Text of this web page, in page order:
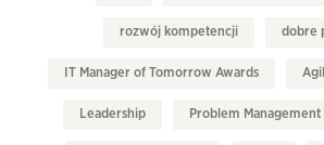
rozwój kompetencji dobre
IT Manager of Tomorrow Awards
Leadership Problem Management